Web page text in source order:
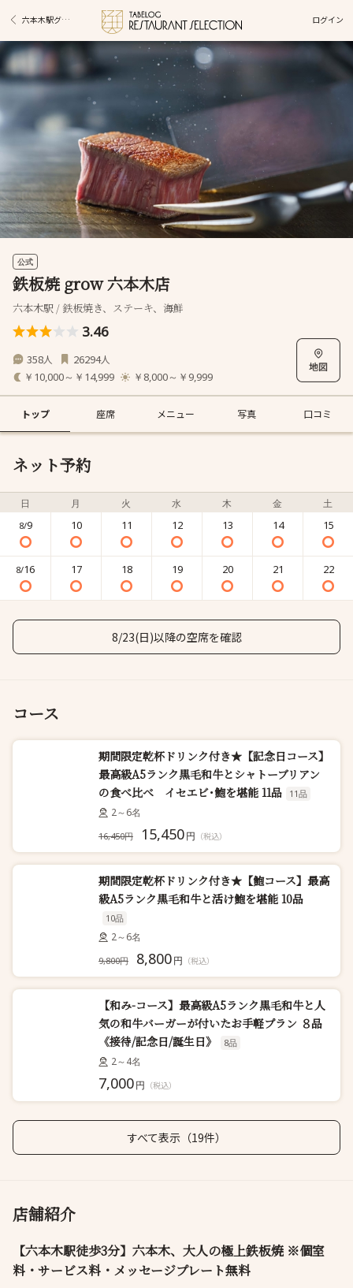
六本木駅グルメ ログイン
公式
鉄板焼 grow 六本木店
六本木駅 / 鉄板焼き、ステーキ、海鮮
3.46
358人 26294人
￥10,000～￥14,999 ￥8,000～￥9,999
トップ 座席 メニュー 写真 口コミ
ネット予約
日 月 火 水 木 金 土
8/9 10 11 12 13 14 15
8/16 17 18 19 20 21 22
8/23(日)以降の空席を確認
コース
期間限定乾杯ドリンク付き★【記念日コース】
最高級A5ランク黒毛和牛とシャトーブリアン
の食べ比べ イセエビ･鮑を堪能 11品
11品
2～6名
16,450円 15,450円 （税込）
期間限定乾杯ドリンク付き★【鮑コース】最高
級A5ランク黒毛和牛と活け鮑を堪能 10品
10品
2～6名
9,800円 8,800円 （税込）
【和み-コース】最高級A5ランク黒毛和牛と人
気の和牛バーガーが付いたお手軽プラン ８品
《接待/記念日/誕生日》
8品
2～4名
7,000円 （税込）
すべて表示（19件）
店舗紹介
【六本木駅徒歩3分】六本木、大人の極上鉄板焼 ※個室
料・サービス料・メッセージプレート無料